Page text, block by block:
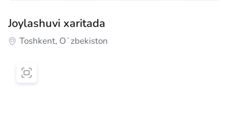
Joylashuvi xaritada
Toshkent, Oʻzbekiston